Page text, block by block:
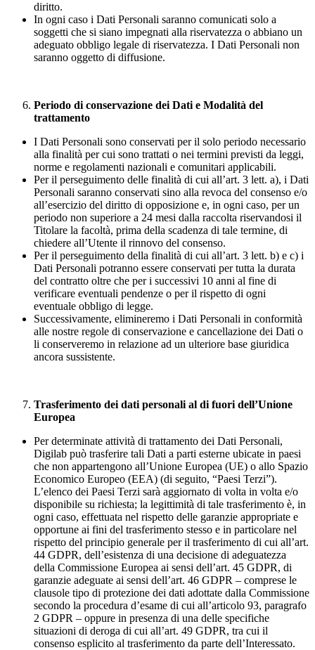
diritto.
In ogni caso i Dati Personali saranno comunicati solo a
soggetti che si siano impegnati alla riservatezza o abbiano un
adeguato obbligo legale di riservatezza. I Dati Personali non
saranno oggetto di diffusione.
Periodo di conservazione dei Dati e Modalità del
trattamento
I Dati Personali sono conservati per il solo periodo necessario
alla finalità per cui sono trattati o nei termini previsti da leggi,
norme e regolamenti nazionali e comunitari applicabili.
Per il perseguimento delle finalità di cui all’art. 3 lett. a), i Dati
Personali saranno conservati sino alla revoca del consenso e/o
all’esercizio del diritto di opposizione e, in ogni caso, per un
periodo non superiore a 24 mesi dalla raccolta riservandosi il
Titolare la facoltà, prima della scadenza di tale termine, di
chiedere all’Utente il rinnovo del consenso.
Per il perseguimento della finalità di cui all’art. 3 lett. b) e c) i
Dati Personali potranno essere conservati per tutta la durata
del contratto oltre che per i successivi 10 anni al fine di
verificare eventuali pendenze o per il rispetto di ogni
eventuale obbligo di legge.
Successivamente, elimineremo i Dati Personali in conformità
alle nostre regole di conservazione e cancellazione dei Dati o
li conserveremo in relazione ad un ulteriore base giuridica
ancora sussistente.
Trasferimento dei dati personali al di fuori dell’Unione
Europea
Per determinate attività di trattamento dei Dati Personali,
Digilab può trasferire tali Dati a parti esterne ubicate in paesi
che non appartengono all’Unione Europea (UE) o allo Spazio
Economico Europeo (EEA) (di seguito, “Paesi Terzi”).
L’elenco dei Paesi Terzi sarà aggiornato di volta in volta e/o
disponibile su richiesta; la legittimità di tale trasferimento è, in
ogni caso, effettuata nel rispetto delle garanzie appropriate e
opportune ai fini del trasferimento stesso e in particolare nel
rispetto del principio generale per il trasferimento di cui all’art.
44 GDPR, dell’esistenza di una decisione di adeguatezza
della Commissione Europea ai sensi dell’art. 45 GDPR, di
garanzie adeguate ai sensi dell’art. 46 GDPR – comprese le
clausole tipo di protezione dei dati adottate dalla Commissione
secondo la procedura d’esame di cui all’articolo 93, paragrafo
2 GDPR – oppure in presenza di una delle specifiche
situazioni di deroga di cui all’art. 49 GDPR, tra cui il
consenso esplicito al trasferimento da parte dell’Interessato.